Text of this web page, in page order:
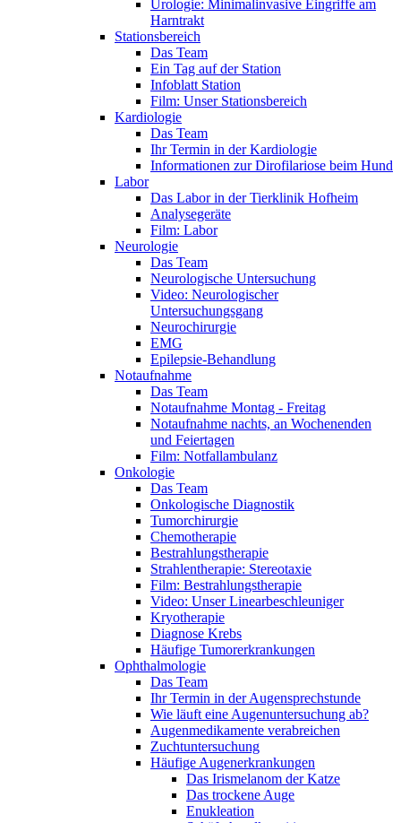
Urologie: Minimalinvasive Eingriffe am
Harntrakt
Stationsbereich
Das Team
Ein Tag auf der Station
Infoblatt Station
Film: Unser Stationsbereich
Kardiologie
Das Team
Ihr Termin in der Kardiologie
Informationen zur Dirofilariose beim Hund
Labor
Das Labor in der Tierklinik Hofheim
Analysegeräte
Film: Labor
Neurologie
Das Team
Neurologische Untersuchung
Video: Neurologischer
Untersuchungsgang
Neurochirurgie
EMG
Epilepsie-Behandlung
Notaufnahme
Das Team
Notaufnahme Montag - Freitag
Notaufnahme nachts, an Wochenenden
und Feiertagen
Film: Notfallambulanz
Onkologie
Das Team
Onkologische Diagnostik
Tumorchirurgie
Chemotherapie
Bestrahlungstherapie
Strahlentherapie: Stereotaxie
Film: Bestrahlungstherapie
Video: Unser Linearbeschleuniger
Kryotherapie
Diagnose Krebs
Häufige Tumorerkrankungen
Ophthalmologie
Das Team
Ihr Termin in der Augensprechstunde
Wie läuft eine Augenuntersuchung ab?
Augenmedikamente verabreichen
Zuchtuntersuchung
Häufige Augenerkrankungen
Das Irismelanom der Katze
Das trockene Auge
Enukleation